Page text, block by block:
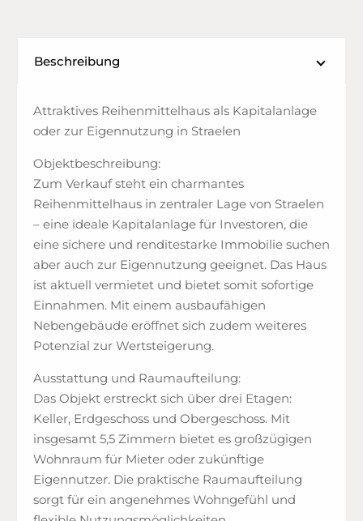
Beschreibung
Attraktives Reihenmittelhaus als Kapitalanlage
oder zur Eigennutzung in Straelen
Objektbeschreibung:
Zum Verkauf steht ein charmantes
Reihenmittelhaus in zentraler Lage von Straelen
– eine ideale Kapitalanlage für Investoren, die
eine sichere und renditestarke Immobilie suchen
aber auch zur Eigennutzung geeignet. Das Haus
ist aktuell vermietet und bietet somit sofortige
Einnahmen. Mit einem ausbaufähigen
Nebengebäude eröffnet sich zudem weiteres
Potenzial zur Wertsteigerung.
Ausstattung und Raumaufteilung:
Das Objekt erstreckt sich über drei Etagen:
Keller, Erdgeschoss und Obergeschoss. Mit
insgesamt 5,5 Zimmern bietet es großzügigen
Wohnraum für Mieter oder zukünftige
Eigennutzer. Die praktische Raumaufteilung
sorgt für ein angenehmes Wohngefühl und